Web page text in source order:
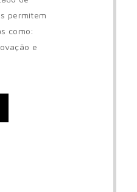
permitem
como:
e